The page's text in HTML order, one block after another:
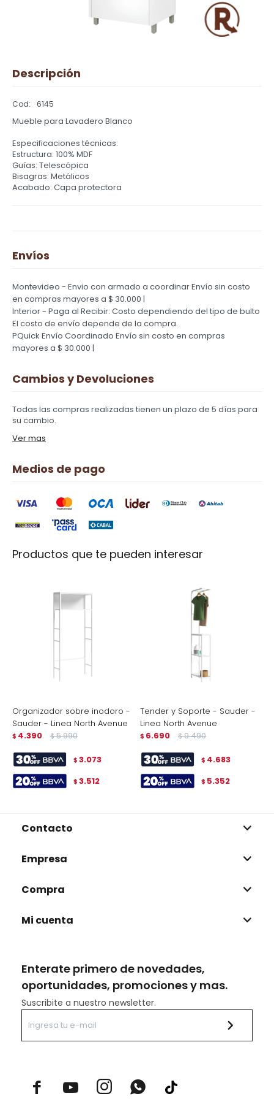
Descripción
6145
Mueble para Lavadero Blanco
Especificaciones técnicas:
Estructura: 100% MDF
Guías: Telescópica
Bisagras: Metálicos
Acabado: Capa protectora
Envíos
Montevideo - Envio con armado a coordinarEnvío sin costo
en compras mayores a $ 30.000 |
Interior - Paga al Recibir: Costo dependiendo del tipo de bulto
El costo de envío depende de la compra.
PQuick Envío Coordinado Envío sin costo en compras
mayores a $ 30.000 |
Cambios y Devoluciones
Todas las compras realizadas tienen un plazo de 5 días para
su cambio.
Ver mas
Medios de pago
Productos que te pueden interesar
Organizador sobre inodoro -
Sauder - Linea North Avenue
$ 4.390 $ 5.990
$ 3.073
$ 3.512
Tender y Soporte - Sauder -
Linea North Avenue
$ 6.690 $ 9.490
$ 4.683
$ 5.352
Enterate primero de novedades,
oportunidades, promociones y mas.
Suscribite a nuestro newsletter.
  
Contacto
Empresa
Compra
Mi cuenta